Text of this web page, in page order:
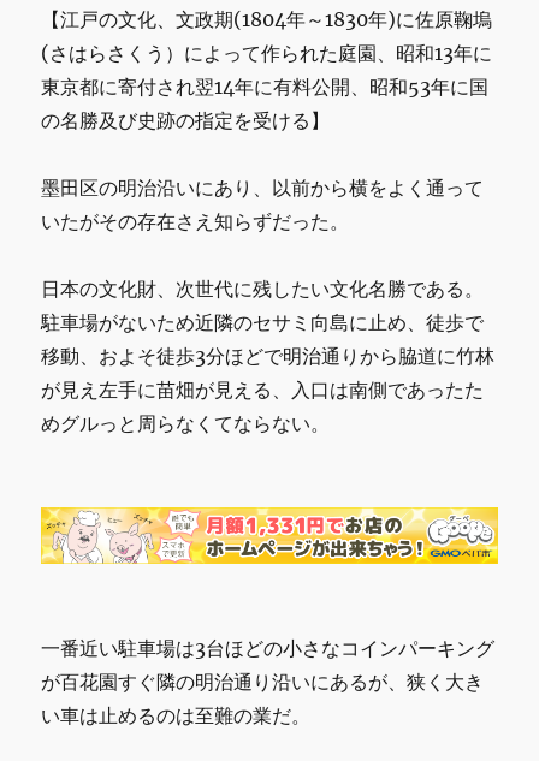
【江戸の文化、文政期(1804年～1830年)に佐原鞠塢
(さはらさくう）によって作られた庭園、昭和13年に
東京都に寄付され翌14年に有料公開、昭和53年に国
の名勝及び史跡の指定を受ける】
墨田区の明治沿いにあり、以前から横をよく通って
いたがその存在さえ知らずだった。
日本の文化財、次世代に残したい文化名勝である。
駐車場がないため近隣のセサミ向島に止め、徒歩で
移動、およそ徒歩3分ほどで明治通りから脇道に竹林
が見え左手に苗畑が見える、入口は南側であったた
めグルっと周らなくてならない。
一番近い駐車場は3台ほどの小さなコインパーキング
が百花園すぐ隣の明治通り沿いにあるが、狭く大き
い車は止めるのは至難の業だ。